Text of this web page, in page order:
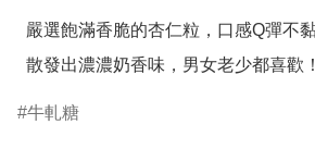
  散發出濃濃奶香味，男女老少都喜歡！
牛軋糖